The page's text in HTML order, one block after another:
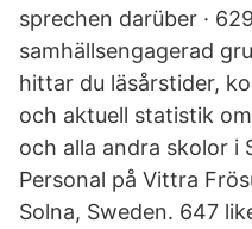
sprechen darüber ·
samhällsengagerad
hittar du läsårstider,
och aktuell statistik
och alla andra skolor i
Personal på Vittra
Solna, Sweden. 647